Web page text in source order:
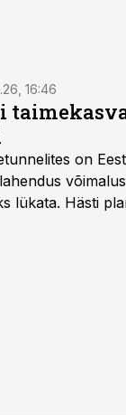
16:46
on
lükata. Hästi